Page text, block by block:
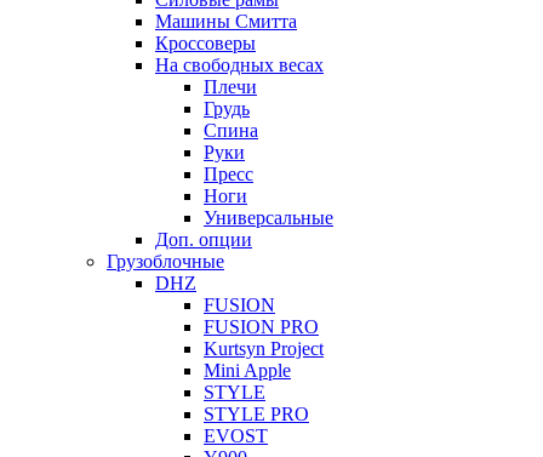
Машины Смитта
Кроссоверы
На свободных весах
Плечи
Грудь
Спина
Руки
Пресс
Ноги
Универсальные
Доп. опции
Грузоблочные
DHZ
FUSION
FUSION PRO
Kurtsyn Project
Mini Apple
STYLE
STYLE PRO
EVOST